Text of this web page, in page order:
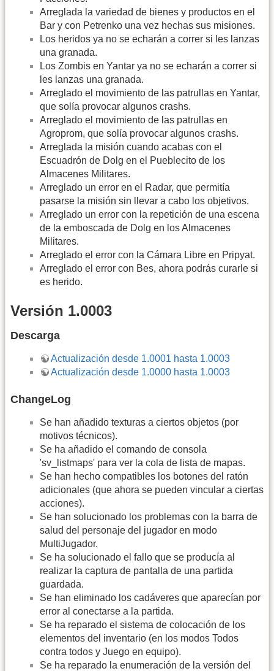
Arreglada la variedad de bienes y productos en el
Bar y con Petrenko una vez hechas sus misiones.
Los heridos ya no se echarán a correr si les lanzas
una granada.
Los Zombis en Yantar ya no se echarán a correr si
les lanzas una granada.
Arreglado el movimiento de las patrullas en Yantar,
que solía provocar algunos crashs.
Arreglado el movimiento de las patrullas en
Agroprom, que solía provocar algunos crashs.
Arreglada la misión cuando acabas con el
Escuadrón de Dolg en el Pueblecito de los
Almacenes Militares.
Arreglado un error en el Radar, que permitía
pasarse la misión sin llevar a cabo los objetivos.
Arreglado un error con la repetición de una escena
de la emboscada de Dolg en los Almacenes
Militares.
Arreglado el error con la Cámara Libre en Pripyat.
Arreglado el error con Bes, ahora podrás curarle si
es herido.
Versión 1.0003
Descarga
Actualización desde 1.0001 hasta 1.0003
Actualización desde 1.0000 hasta 1.0003
ChangeLog
Se han añadido texturas a ciertos objetos (por
motivos técnicos).
Se ha añadido el comando de consola
'sv_listmaps' para ver la cola de lista de mapas.
Se han hecho compatibles los botones del ratón
adicionales (que ahora se pueden vincular a ciertas
acciones).
Se han solucionado los problemas con la barra de
salud del personaje del jugador en modo
MultiJugador.
Se ha solucionado el fallo que se producía al
realizar la captura de pantalla de una partida
guardada.
Se han eliminado los cadáveres que aparecían por
error al conectarse a la partida.
Se ha reparado el sistema de colocación de los
elementos del inventario (en los modos Todos
contra todos y Juego en equipo).
Se ha reparado la enumeración de la versión del